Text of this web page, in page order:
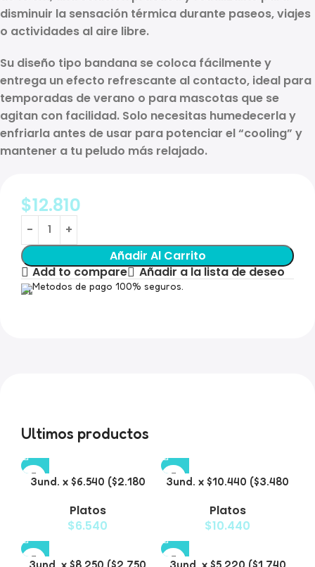
disminuir la sensación térmica durante paseos, viajes
o actividades al aire libre.
Su diseño tipo bandana se coloca fácilmente y
entrega unefecto refrescante al contacto, ideal para
temporadas de verano o para mascotas que se
agitan con facilidad. Solo necesitas humedecerla y
enfriarla antes de usar para potenciar el “cooling” y
mantener a tu peludo más relajado.
$12.810
Añadir Al Carrito
Add to compare
Añadir a la lista de deseo
Metodos de pago 100% seguros.
Ultimos productos
3und. x $6.540 ($2.180
para Mascotas con
Diseño Decorativo
Platos
$6.540
3und. x $10.440 ($3.480
para Mascotas con Bowl
de Acero
Platos
$10.440
3und. x $8.250 ($2.750 3und. x $5.220 ($1.740